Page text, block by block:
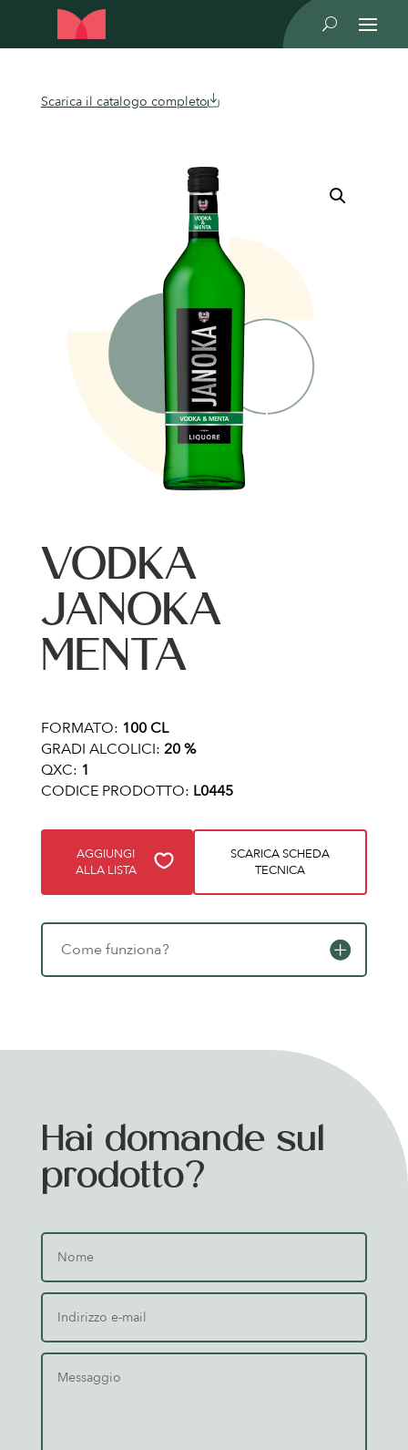
U
Scarica il catalogo completo
VODKA
JANOKA
MENTA
FORMATO: 100 CL
GRADI ALCOLICI: 20 %
QXC: 1
CODICE PRODOTTO: L0445
AGGIUNGI
ALLA LISTA
SCARICA SCHEDA
TECNICA
Come funziona?
Hai domande sul
prodotto?